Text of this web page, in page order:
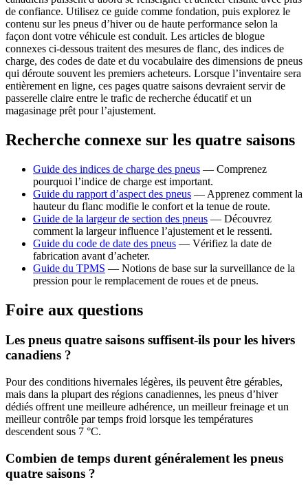
de confiance. Utilisez ce guide comme fondation, puis explorez le
contenu sur les pneus d’hiver ou de haute performance selon la
façon dont votre véhicule est conduit. Les articles de blogue
connexes ci-dessous traitent des mesures de flanc, des indices de
charge, des codes de date et du vocabulaire des dimensions de pneus
qui déroute souvent les premiers acheteurs. Lorsque l’inventaire sera
entièrement en ligne, ces pages quatre saisons devraient servir de
passerelle claire entre le trafic de recherche éducatif et un
magasinage prêt pour l’ajustement.
Recherche connexe sur les quatre saisons
Guide des indices de charge des pneus — Comprenez
pourquoi l’indice de charge est important.
Guide du rapport d’aspect des pneus — Apprenez comment la
hauteur du flanc modifie le confort et la tenue de route.
Guide de la largeur de section des pneus — Découvrez
comment la largeur influence l’ajustement et le ressenti.
Guide du code de date des pneus — Vérifiez la date de
fabrication avant d’acheter.
Guide du TPMS — Notions de base sur la surveillance de la
pression pour le remplacement de roues et de pneus.
Foire aux questions
Les pneus quatre saisons suffisent-ils pour les hivers
canadiens ?
Pour des conditions hivernales légères, ils peuvent être gérables,
mais dans la plupart des régions canadiennes, les pneus d’hiver
dédiés offrent une meilleure adhérence, un meilleur freinage et un
meilleur contrôle par temps froid lorsque les températures
descendent sous 7 °C.
Combien de temps durent généralement les pneus
quatre saisons ?